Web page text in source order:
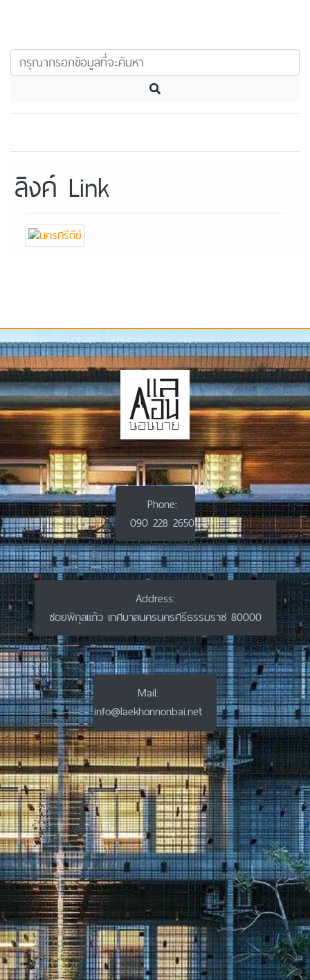
ลิงค์ Link
Phone:
090 228 2650
Address:
ซอยพิกุลแก้ว เทศบาลนครนครศรีธรรมราช 80000
Mail:
info@laekhonnonbai.net